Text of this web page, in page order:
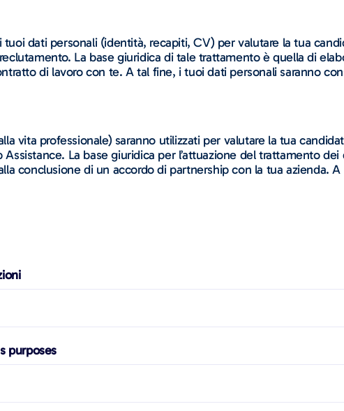
dati personali (identità, recapiti, CV) per valutare la tua
La base giuridica di tale trattamento è quella di
di lavoro con te. A tal fine, i tuoi dati personali saranno
vita professionale) saranno utilizzati per valutare la tua
La base giuridica per l’attuazione del trattamento dei
conclusione di un accordo di partnership con la tua azienda.
purposes